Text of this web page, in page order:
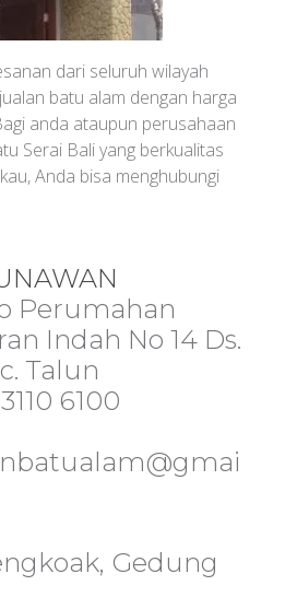
dari seluruh wilayah
batu alam dengan harga
anda ataupun perusahaan
Serai Bali yang berkualitas
Anda bisa menghubungi
Perumahan
Indah No 14 Ds.
Talun
6100
Gedung